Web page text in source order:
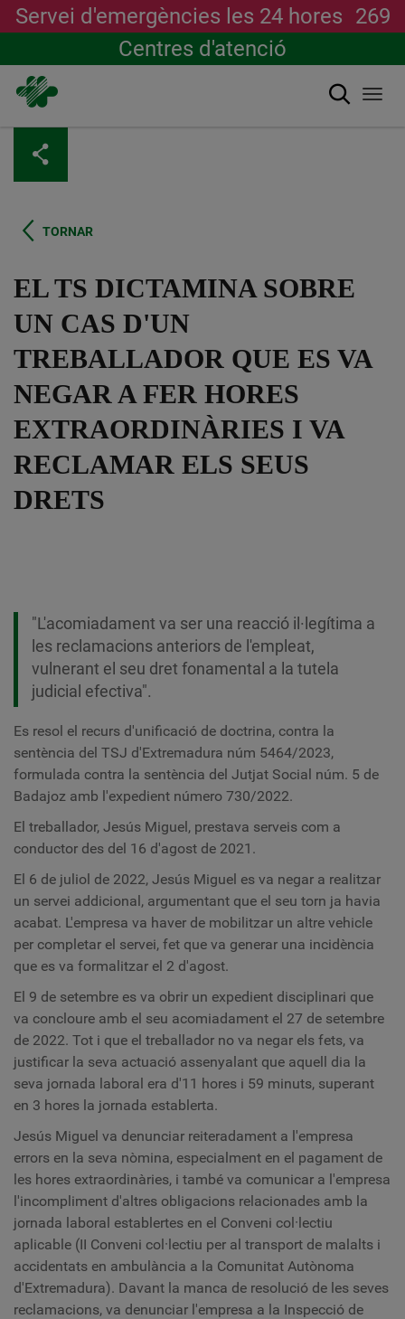
contingut
Servei d'emergències les 24 hores 269
Centres d'atenció
Cerca
TORNAR
EL TS DICTAMINA SOBRE
UN CAS D'UN
TREBALLADOR QUE ES VA
NEGAR A FER HORES
EXTRAORDINÀRIES I VA
RECLAMAR ELS SEUS
DRETS
"L'acomiadament va ser una reacció il·legítima a
les reclamacions anteriors de l'empleat,
vulnerant el seu dret fonamental a la tutela
judicial efectiva".
Es resol el recurs d'unificació de doctrina, contra la
sentència del TSJ d'Extremadura núm 5464/2023,
formulada contra la sentència del Jutjat Social núm. 5 de
Badajoz amb l'expedient número 730/2022.
El treballador, Jesús Miguel, prestava serveis com a
conductor des del 16 d'agost de 2021.
El 6 de juliol de 2022, Jesús Miguel es va negar a realitzar
un servei addicional, argumentant que el seu torn ja havia
acabat. L'empresa va haver de mobilitzar un altre vehicle
per completar el servei, fet que va generar una incidència
que es va formalitzar el 2 d'agost.
El 9 de setembre es va obrir un expedient disciplinari que
va concloure amb el seu acomiadament el 27 de setembre
de 2022. Tot i que el treballador no va negar els fets, va
justificar la seva actuació assenyalant que aquell dia la
seva jornada laboral era d'11 hores i 59 minuts, superant
en 3 hores la jornada establerta.
Jesús Miguel va denunciar reiteradament a l'empresa
errors en la seva nòmina, especialment en el pagament de
les hores extraordinàries, i també va comunicar a l'empresa
l'incompliment d'altres obligacions relacionades amb la
jornada laboral establertes en el Conveni col·lectiu
aplicable (II Conveni col·lectiu per al transport de malalts i
accidentats en ambulància a la Comunitat Autònoma
d'Extremadura). Davant la manca de resolució de les seves
reclamacions, va denunciar l'empresa a la Inspecció de